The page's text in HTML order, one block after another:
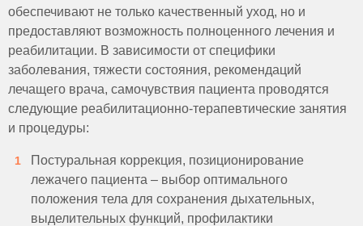
обеспечивают не только качественный уход, но и
предоставляют возможность полноценного лечения и
реабилитации. В зависимости от специфики
заболевания, тяжести состояния, рекомендаций
лечащего врача, самочувствия пациента проводятся
следующие реабилитационно-терапевтические занятия
и процедуры:
Постуральная коррекция, позиционирование
лежачего пациента – выбор оптимального
положения тела для сохранения дыхательных,
выделительных функций, профилактики